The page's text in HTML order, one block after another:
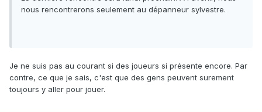
nous rencontrerons seulement au dépanneur sylvestre.
Je ne suis pas au courant si des joueurs si présente encore. Par
contre, ce que je sais, c'est que des gens peuvent surement
toujours y aller pour jouer.